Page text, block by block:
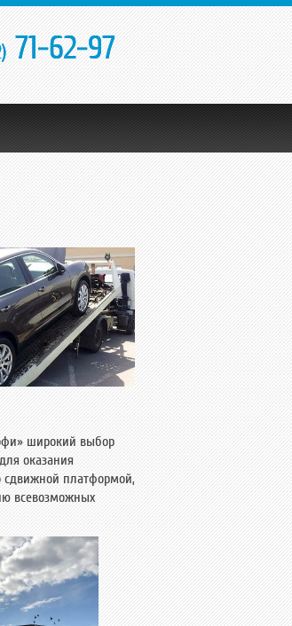
71-62-97
широкий выбор
оказания
сдвижной платформой,
всевозможных